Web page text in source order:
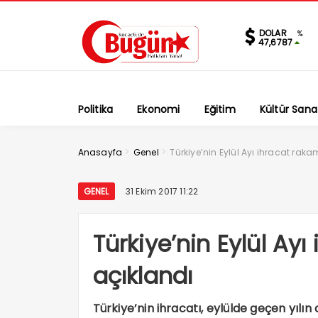
DOLAR %
47,6787
Politika Ekonomi Eğitim Kültür
Anasayfa > Genel >Türkiye’nin Eylül Ayı ihracat
GENEL 31 Ekim 2017 11:22
Türkiye’nin Eylül
açıklandı
Türkiye’nin ihracatı, eylülde geçen